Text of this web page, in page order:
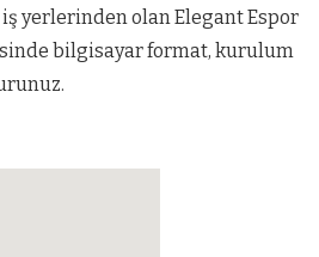
yerlerinden olan Elegant Espor
bilgisayar format, kurulum